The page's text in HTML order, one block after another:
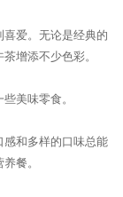
爱。无论是经典的
增添不少色彩。
美味零食。
感和多样的口味总能
餐。